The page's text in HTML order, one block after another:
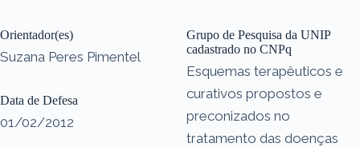
Orientador(es)
Suzana Peres Pimentel
Data de Defesa
01/02/2012
Grupo de Pesquisa da UNIP
cadastrado no CNPq
Esquemas terapêuticos e
curativos propostos e
preconizados no
tratamento das doenças